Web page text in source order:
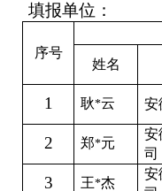
填报单位：
序号
姓名
1 耿*云 安
2 郑*元
安
司
3 王*杰
安